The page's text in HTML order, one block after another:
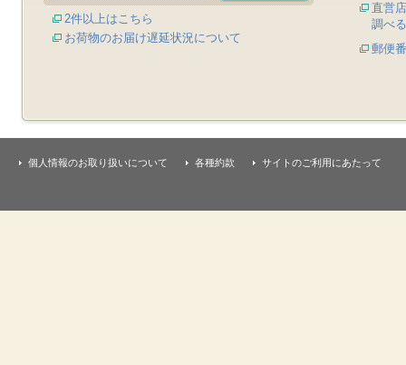
2件以上はこちら
お荷物のお届け遅延状況について
直営
調べる
郵便
個人情報のお取り扱いについて 各種約款 サイトのご利用にあたって